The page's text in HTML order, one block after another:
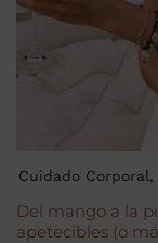
Del mango a la
apetecibles (o
Cuidado Corporal